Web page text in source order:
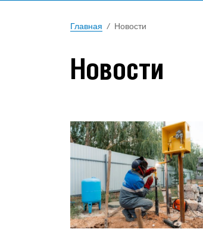
Главная / Новости
Новости